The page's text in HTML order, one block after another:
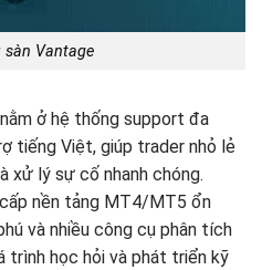
sàn Vantage
ở hệ thống support đa
tiếng Việt, giúp trader nhỏ lẻ
xử lý sự cố nhanh chóng.
nền tảng MT4/MT5 ổn
và nhiều công cụ phân tích
trình học hỏi và phát triển kỹ